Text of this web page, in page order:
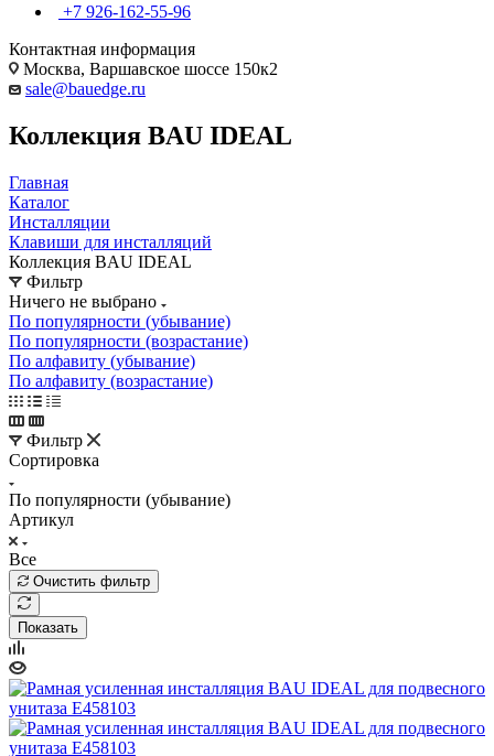
+7 926-162-55-96
Контактная информация
Москва, Варшавское шоссе 150к2
sale@bauedge.ru
Коллекция BAU IDEAL
Главная
Каталог
Инсталляции
Клавиши для инсталляций
Коллекция BAU IDEAL
Фильтр
Ничего не выбрано
По популярности (убывание)
По популярности (возрастание)
По алфавиту (убывание)
По алфавиту (возрастание)
Фильтр
Сортировка
По популярности (убывание)
Артикул
Все
Очистить фильтр
Показать